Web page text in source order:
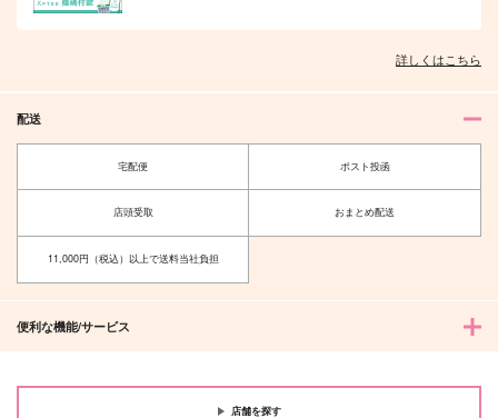
詳しくはこちら
配送
宅配便 ポスト投函
店頭受取 おまとめ配送
11,000円（税込）以上で送料当社負担
便利な機能/サービス
店舗を探す